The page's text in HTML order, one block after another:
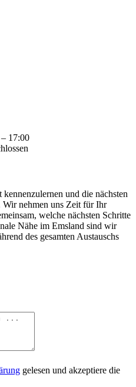
17:00
und die nächsten
Wir nehmen uns Zeit für Ihr
welche nächsten Schritte
Nähe im Emsland sind wir
des gesamten Austauschs
gelesen und akzeptiere die